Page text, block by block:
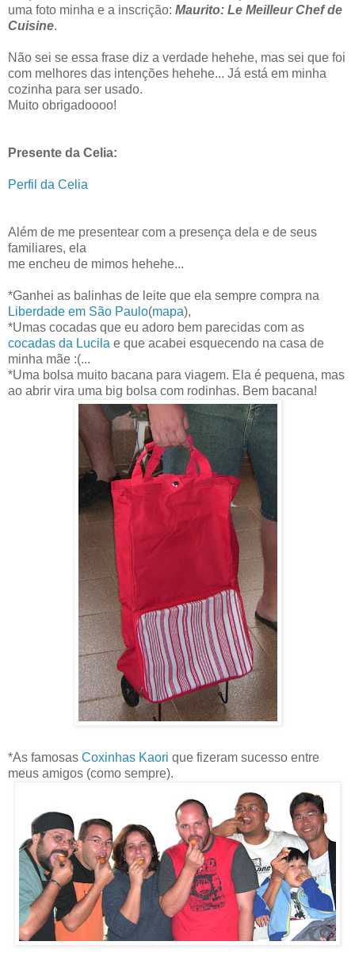
uma foto minha e a inscrição: Maurito: Le Meilleur Chef de
Cuisine.
Não sei se essa frase diz a verdade hehehe, mas sei que foi
com melhores das intenções hehehe... Já está em minha
cozinha para ser usado.
Muito obrigadoooo!
Presente da Celia:
Perfil da Celia
Além de me presentear com a presença dela e de seus
familiares, ela
me encheu de mimos hehehe...
*Ganhei as balinhas de leite que ela sempre compra na
Liberdade em São Paulo(mapa),
*Umas cocadas que eu adoro bem parecidas com as
cocadas da Lucila e que acabei esquecendo na casa de
minha mãe :(...
*Uma bolsa muito bacana para viagem. Ela é pequena, mas
ao abrir vira uma big bolsa com rodinhas. Bem bacana!
*As famosas Coxinhas Kaori que fizeram sucesso entre
meus amigos (como sempre).